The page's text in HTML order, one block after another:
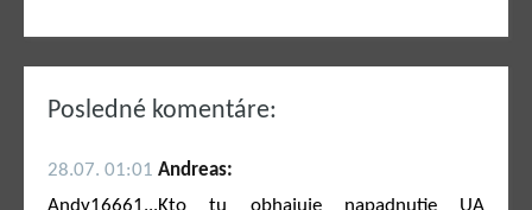
Posledné komentáre:
28.07. 01:01 Andreas:
Andy16661...Kto tu obhajuje napadnutie UA